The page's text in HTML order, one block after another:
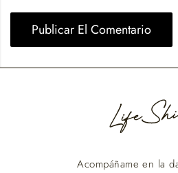
Acompáñame en la